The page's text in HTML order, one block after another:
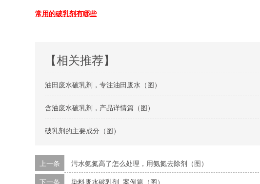
常用的破乳剂有哪些
【相关推荐】
油田废水破乳剂，专注油田废水（图）
含油废水破乳剂，产品详情篇（图）
破乳剂的主要成分（图）
上一条
污水氨氮高了怎么处理，用氨氮去除剂（图）
下一条 染料废水破乳剂_案例篇（图）